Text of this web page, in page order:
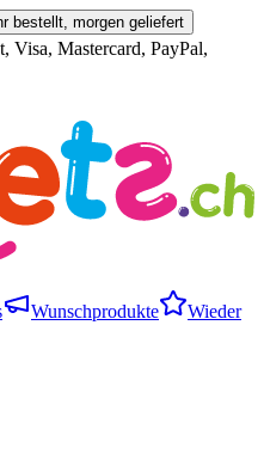
bestellt, morgen geliefert
Visa, Mastercard, PayPal,
Wunschprodukte
Wieder